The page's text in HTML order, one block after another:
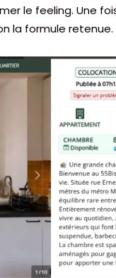
le feeling. Une
la formule retenue.